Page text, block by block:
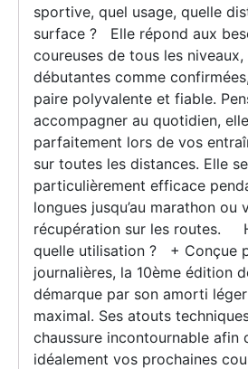
sportive, quel usage, quelle
surface ? Elle répond aux
coureuses de tous les niveaux,
débutantes comme
paire polyvalente et fiable.
accompagner au quotidien,
parfaitement lors de vos
sur toutes les distances. Elle
particulièrement efficace
longues jusqu’au marathon ou
récupération sur les routes.
quelle utilisation ? + Conçue
journalières, la 10ème édition
démarque par son amorti
maximal. Ses atouts
chaussure incontournable afin
idéalement vos prochaines